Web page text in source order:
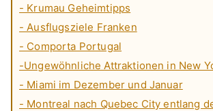
- Krumau Geheimtipps
- Ausflugsziele Franken
- Comporta Portugal
-Ungewöhnliche Attraktionen in New
- Miami im Dezember und Januar
- Montreal nach Quebec City entlang